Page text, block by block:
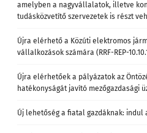
amelyben a nagyvállalatok, illetve
tudásközvetítő szervezetek is részt
Újra elérhető a Közúti elektromos
vállalkozások számára (RRF-REP-
Újra elérhetőek a pályázatok az
hatékonyságát javító mezőgazdasági
Új lehetőség a fiatal gazdáknak: indul